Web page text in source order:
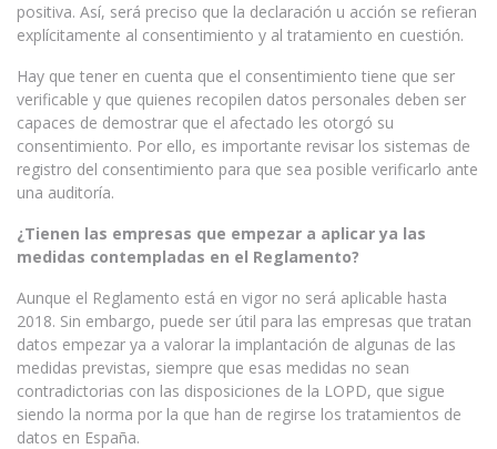
positiva. Así, será preciso que la declaración u acción se refieran
explícitamente al consentimiento y al tratamiento en cuestión.
Hay que tener en cuenta que el consentimiento tiene que ser
verificable y que quienes recopilen datos personales deben ser
capaces de demostrar que el afectado les otorgó su
consentimiento. Por ello, es importante revisar los sistemas de
registro del consentimiento para que sea posible verificarlo ante
una auditoría.
¿Tienen las empresas que empezar a aplicar ya las
medidas contempladas en el Reglamento?
Aunque el Reglamento está en vigor no será aplicable hasta
2018. Sin embargo, puede ser útil para las empresas que tratan
datos empezar ya a valorar la implantación de algunas de las
medidas previstas, siempre que esas medidas no sean
contradictorias con las disposiciones de la LOPD, que sigue
siendo la norma por la que han de regirse los tratamientos de
datos en España.